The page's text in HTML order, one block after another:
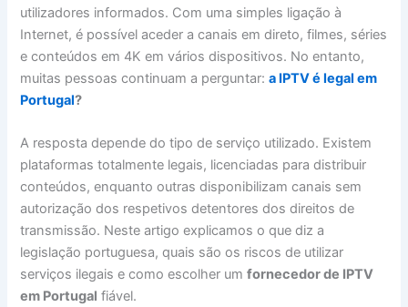
utilizadores informados. Com uma simples ligação à
Internet, é possível aceder a canais em direto, filmes, séries
e conteúdos em 4K em vários dispositivos. No entanto,
muitas pessoas continuam a perguntar:a IPTV é legal em
Portugal?
A resposta depende do tipo de serviço utilizado. Existem
plataformas totalmente legais, licenciadas para distribuir
conteúdos, enquanto outras disponibilizam canais sem
autorização dos respetivos detentores dos direitos de
transmissão. Neste artigo explicamos o que diz a
legislação portuguesa, quais são os riscos de utilizar
serviços ilegais e como escolher umfornecedor de IPTV
em Portugal fiável.